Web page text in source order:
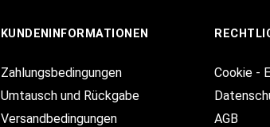
KUNDENINFORMATIONEN
Zahlungsbedingungen
Umtausch und Rückgabe
Versandbedingungen
Cookie -
AGB